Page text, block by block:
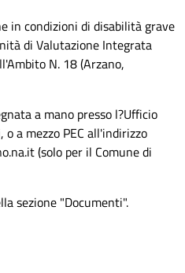
in condizioni di disabilità grave
di Valutazione Integrata
N. 18 (Arzano,
a mano presso l?Ufficio
a mezzo PEC all'indirizzo
(solo per il Comune di
sezione "Documenti".